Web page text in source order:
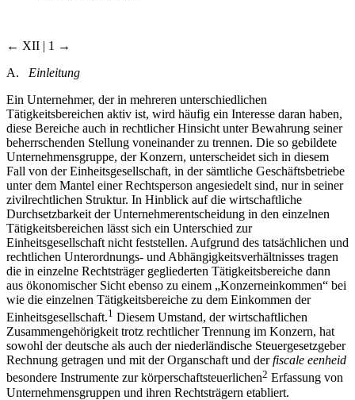
← XII | 1 →
A. Einleitung
Ein Unternehmer, der in mehreren unterschiedlichen
Tätigkeitsbereichen aktiv ist, wird häufig ein Interesse daran haben,
diese Bereiche auch in rechtlicher Hinsicht unter Bewahrung seiner
beherrschenden Stellung voneinander zu trennen. Die so gebildete
Unternehmensgruppe, der Konzern, unterscheidet sich in diesem
Fall von der Einheitsgesellschaft, in der sämtliche Geschäftsbetriebe
unter dem Mantel einer Rechtsperson angesiedelt sind, nur in seiner
zivilrechtlichen Struktur. In Hinblick auf die wirtschaftliche
Durchsetzbarkeit der Unternehmerentscheidung in den einzelnen
Tätigkeitsbereichen lässt sich ein Unterschied zur
Einheitsgesellschaft nicht feststellen. Aufgrund des tatsächlichen und
rechtlichen Unterordnungs- und Abhängigkeitsverhältnisses tragen
die in einzelne Rechtsträger gegliederten Tätigkeitsbereiche dann
aus ökonomischer Sicht ebenso zu einem „Konzerneinkommen“ bei
wie die einzelnen Tätigkeitsbereiche zu dem Einkommen der
Einheitsgesellschaft.1 Diesem Umstand, der wirtschaftlichen
Zusammengehörigkeit trotz rechtlicher Trennung im Konzern, hat
sowohl der deutsche als auch der niederländische Steuergesetzgeber
Rechnung getragen und mit der Organschaft und derfiscale eenheid
besondere Instrumente zur körperschaftsteuerlichen2 Erfassung von
Unternehmensgruppen und ihren Rechtsträgern etabliert.